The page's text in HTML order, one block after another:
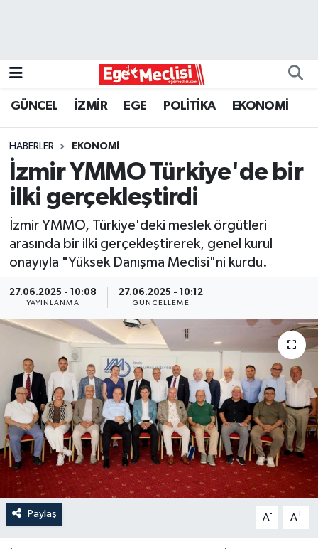
GÜNCEL İZMİR EGE POLİTİKA EKONOMİ
HABERLER EKONOMİ
İzmir YMMO Türkiye'de bir
ilki gerçekleştirdi
İzmir YMMO, Türkiye'deki meslek örgütleri
arasında bir ilki gerçekleştirerek, genel kurul
onayıyla "Yüksek Danışma Meclisi"ni kurdu.
27.06.2025 - 10:08
YAYINLANMA
27.06.2025 - 10:12
GÜNCELLEME
Paylaş A- A+
GÜNCEL
İZMİR
ÖZEL HABER
POLİTİKA
Programlar
SPOR
YAŞAM